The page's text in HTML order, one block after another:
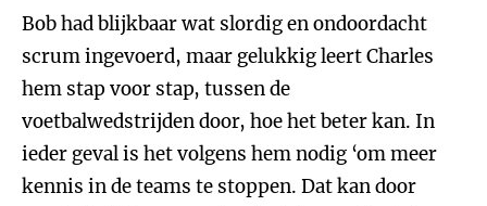
Bob had blijkbaar wat slordig en ondoordacht
scrum ingevoerd, maar gelukkig leert Charles
hem stap voor stap, tussen de
voetbalwedstrijden door, hoe het beter kan. In
ieder geval is het volgens hem nodig ‘om meer
kennis in de teams te stoppen. Dat kan door